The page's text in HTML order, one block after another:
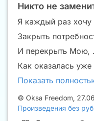
Никто не
Я каждый раз хочу
Закрыть
И перекрыть Мою,
Как оказалась уже
Показать
© Oksa Freedom,
Произведения без